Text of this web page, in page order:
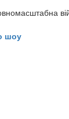
шоу